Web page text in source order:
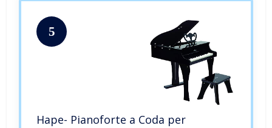
5
Hape- Pianoforte a Coda per